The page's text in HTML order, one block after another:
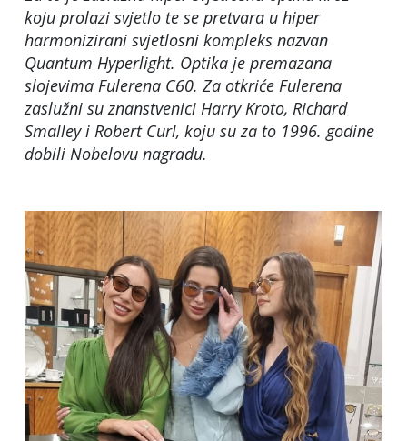
koju prolazi svjetlo te se pretvara u hiper
harmonizirani svjetlosni kompleks nazvan
Quantum Hyperlight. Optika je premazana
slojevima Fulerena C60. Za otkriće Fulerena
zaslužni su znanstvenici Harry Kroto, Richard
Smalley i Robert Curl, koju su za to 1996. godine
dobili Nobelovu nagradu.